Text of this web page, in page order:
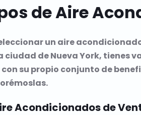
de Aire
un aire
ciudad de Nueva York, tienes
su propio conjunto de
Acondicionados de